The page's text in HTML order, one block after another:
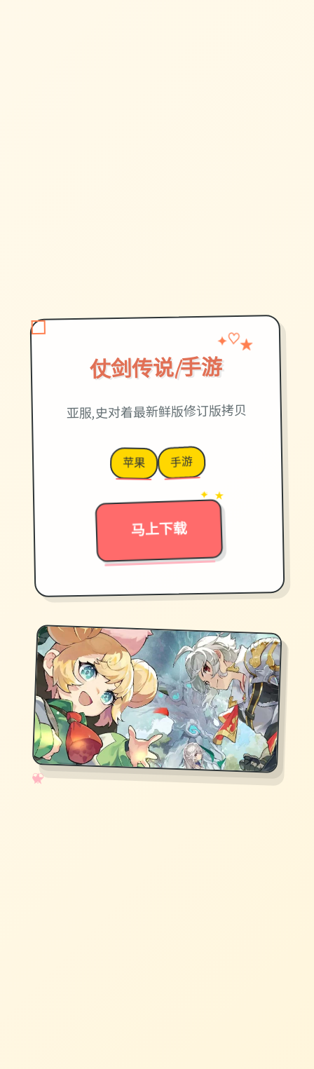
仗剑传说|手游
✦♡★
亚服,史对着最新鲜版修订版拷贝
苹果 手游
马上下载
→
✦ ★
✧
♡
★
♥